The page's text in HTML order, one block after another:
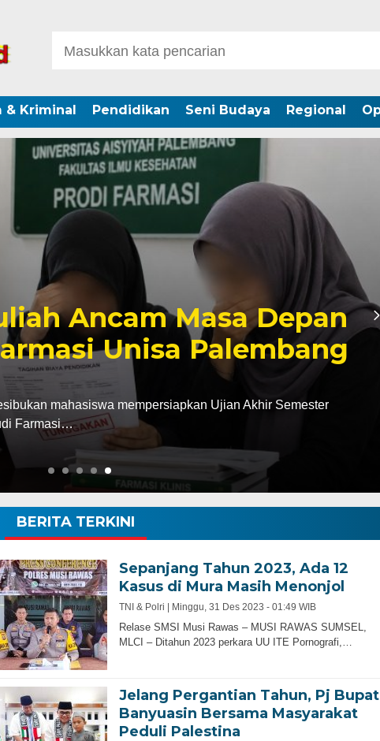
& Kriminal Pendidikan Seni Budaya Regional
Ancam Masa Depan
Unisa Palembang
mahasiswa mempersiapkan Ujian Akhir Semester
Farmasi…
BERITA TERKINI
Sepanjang Tahun 2023, Ada 12
Kasus di Mura Masih Menonjol
TNI & Polri | Minggu, 31 Des 2023 - 01:49 WIB
Relase SMSI Musi Rawas – MUSI RAWAS SUMSEL,
MLCI – Ditahun 2023 perkara UU ITE Pornografi,…
Jelang Pergantian Tahun, Pj
Banyuasin Bersama Masyarakat
Peduli Palestina